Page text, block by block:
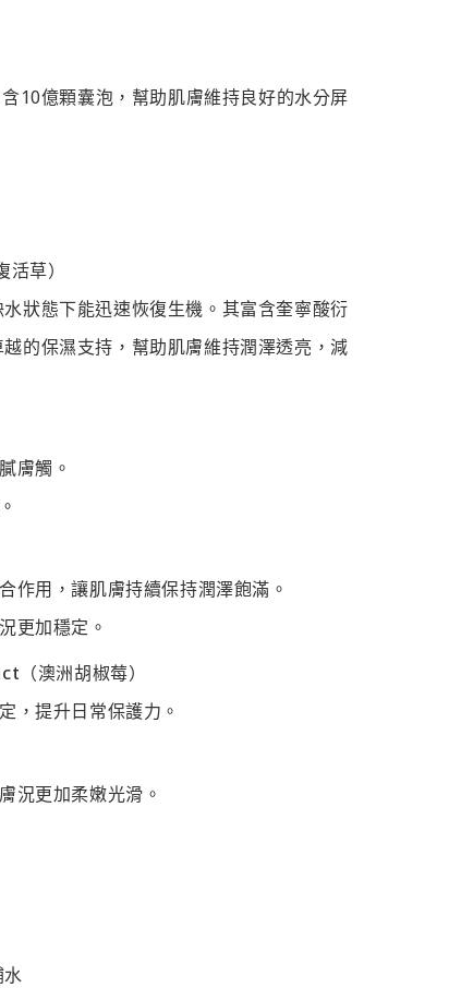
10億顆囊泡，幫助肌膚維持良好的水分屏
草）
狀態下能迅速恢復生機。其富含奎寧酸衍
的保濕支持，幫助肌膚維持潤澤透亮，減
膚觸。
作用，讓肌膚持續保持潤澤飽滿。
更加穩定。
澳洲胡椒莓）
，提升日常保護力。
況更加柔嫩光滑。